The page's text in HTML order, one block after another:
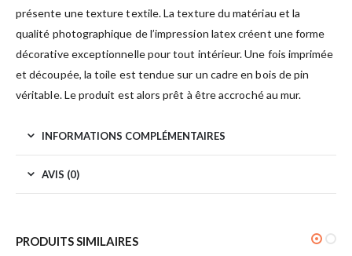
présente une texture textile. La texture du matériau et la
qualité photographique de l’impression latex créent une forme
décorative exceptionnelle pour tout intérieur. Une fois imprimée
et découpée, la toile est tendue sur un cadre en bois de pin
véritable. Le produit est alors prêt à être accroché au mur.
INFORMATIONS COMPLÉMENTAIRES
AVIS (0)
PRODUITS SIMILAIRES